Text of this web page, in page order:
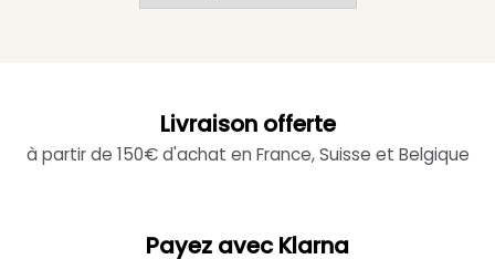
Livraison offerte
à partir de 150€ d'achat en France, Suisse et Belgique
Payez avec Klarna